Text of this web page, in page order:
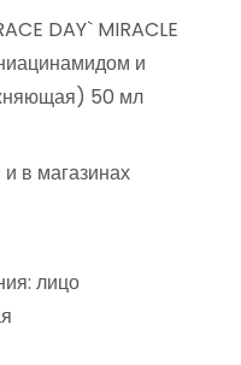
в магазинах
лицо